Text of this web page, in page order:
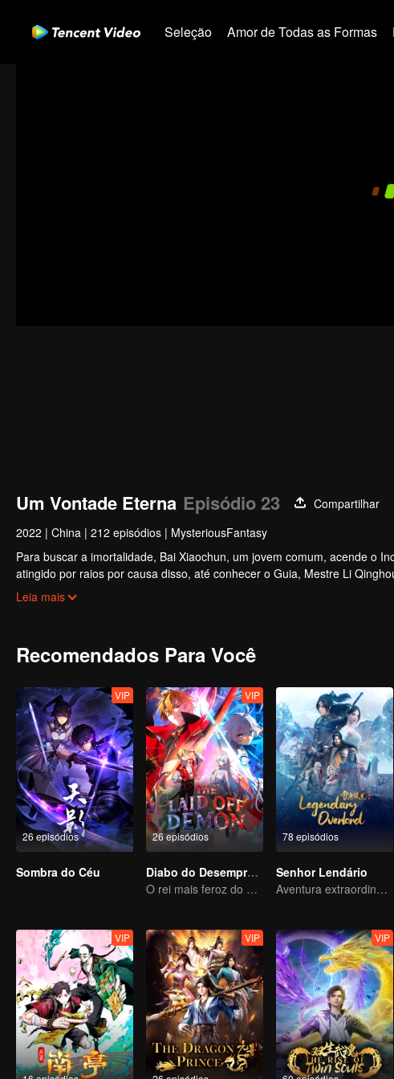
Seleção Amor de Todas as Formas
Um Vontade Eterna Episódio 23
Compartilhar
2022 | China | 212 episódios | MysteriousFantasy
Para buscar a imortalidade, Bai Xiaochun, um jovem comum, acende o
atingido por raios por causa disso, até conhecer o Guia, Mestre Li
inúmeras tramas divertidas. Venha assistir para encher seu verão de
Leia mais
Recomendados Para Você
26 episódios
VIP
Sombra do Céu
26 episódios
VIP
Diabo do Desemprego
O rei mais feroz do mundo demoníaco
78 episódios
Senhor Lendário
Aventura extraordinária, um adolescente renascido da adversidade
VIP VIP VIP